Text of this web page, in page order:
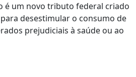
é um novo tributo federal criado
desestimular o consumo de
prejudiciais à saúde ou ao